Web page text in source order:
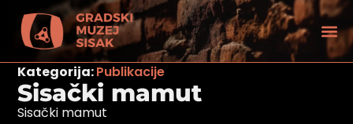
Kategorija:Publikacije
Sisački mamut
Sisački mamut